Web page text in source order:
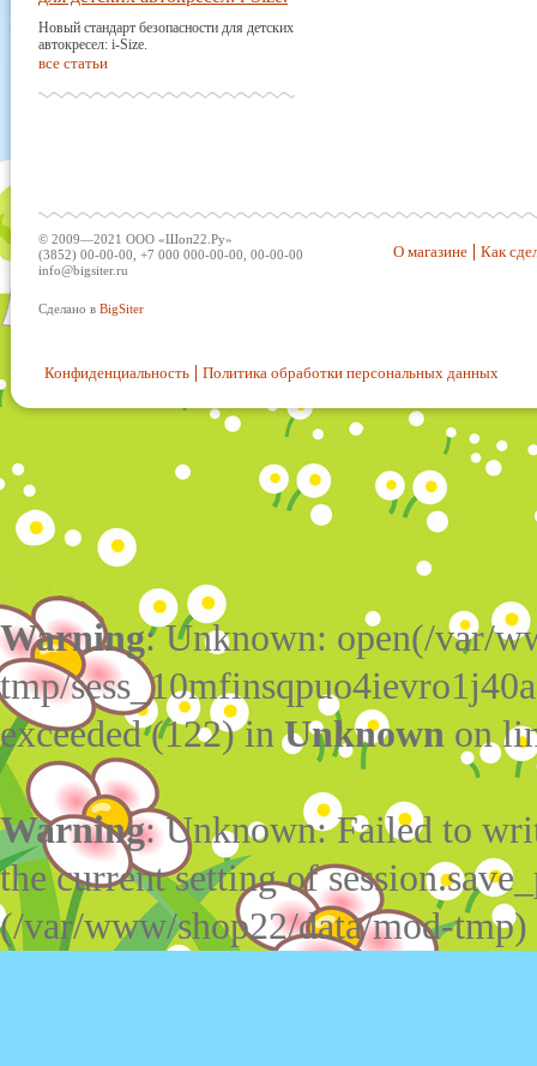
Новый стандарт безопасности для детских
автокресел: i-Size.
все статьи
© 2009—2021 ООО «Шоп22.Ру»
(3852) 00-00-00, +7 000 000-00-00, 00-00-00
info@bigsiter.ru
Сделано в BigSiter
О магазине Как
Конфиденциальность Политика обработки персональных данных
Warning: Unknown: open(/var/
tmp/
exceeded (122) inUnknown on
Warning: Unknown: Failed to
the current setting of
(/var/www/shop22/data/mod-